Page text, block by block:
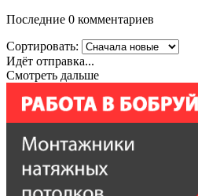
Последние 0 комментариев
Сортировать:
Идёт отправка...
Смотреть дальше